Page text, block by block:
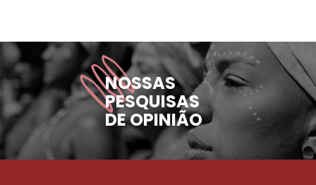
NOSSAS
PESQUISAS
DE OPINIÃO